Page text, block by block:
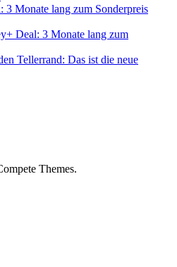
3 Monate lang zum Sonderpreis
Deal: 3 Monate lang zum
Tellerrand: Das ist die neue
Themes.